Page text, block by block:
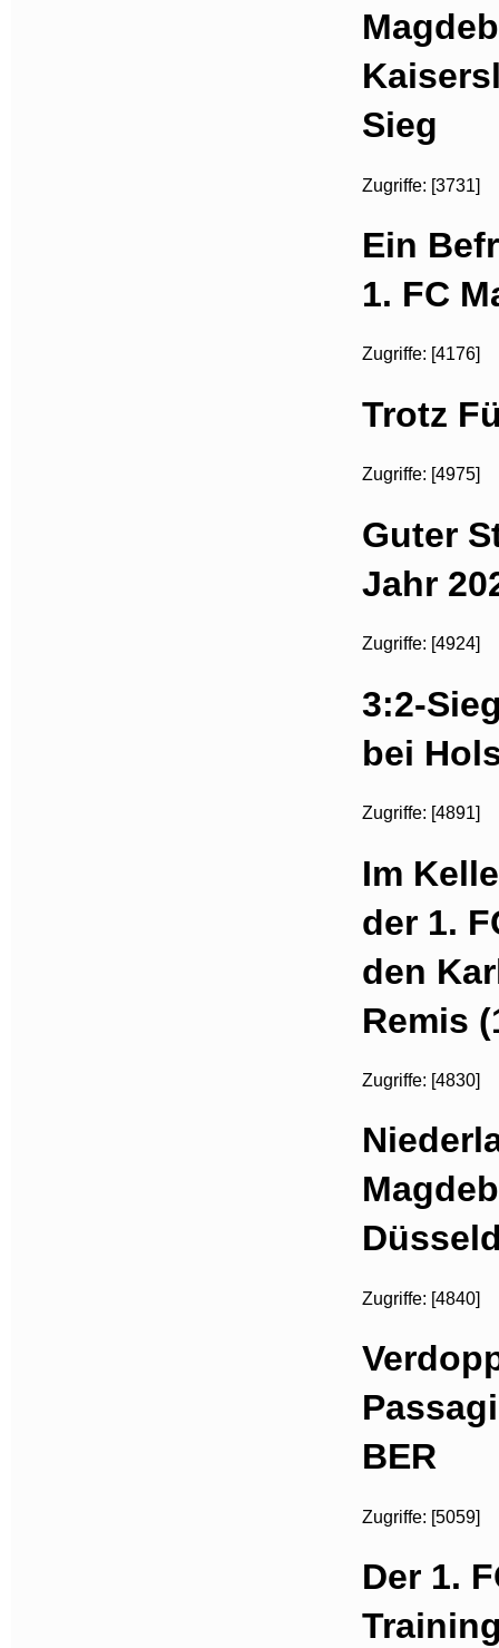
Sieg
Zugriffe: [3731]
Ein
1. FC
Zugriffe: [4176]
Trotz
Zugriffe: [4975]
Guter
Jahr
Zugriffe: [4924]
3:2-
bei
Zugriffe: [4891]
Im
der 1.
den
Remis
Zugriffe: [4830]
Zugriffe: [4840]
BER
Zugriffe: [5059]
Der 1.